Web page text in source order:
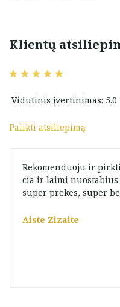
Klientų
Vidutinis įvertinimas: 5.0
Palikti atsiliepimą
Rekomenduoju ir
cia ir laimi
super prekes, super
Aiste Zizaite